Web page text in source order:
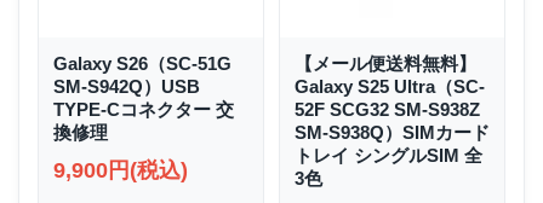
Galaxy S26（SC-51G
SM-S942Q）USB
TYPE-Cコネクター 交
換修理
9,900円(税込)
【メール便送料無料】
Galaxy S25 Ultra（SC-
52F SCG32 SM-S938Z
SM-S938Q）SIMカード
トレイ シングルSIM 全
3色